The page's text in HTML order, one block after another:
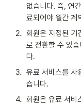
없습니다. 즉, 연
료되어야 월간 계
2. 회원은 지정된 기
로 전환할 수 있
다.
3. 유료 서비스를 사
습니다.
4. 회원은 유료 서비